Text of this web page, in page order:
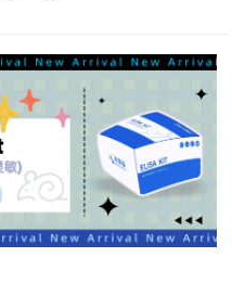
微生物学 神经科学